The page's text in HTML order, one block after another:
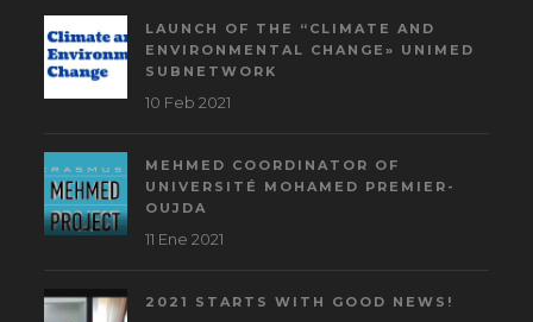
LAUNCH OF THE “CLIMATE AND
ENVIRONMENTAL CHANGE» UNIMED
SUBNETWORK
10 Feb 2021
MEHMED COORDINATOR OF
UNIVERSITÉ MOHAMED PREMIER-
OUJDA
11 Ene 2021
2021 STARTS WITH GOOD NEWS!